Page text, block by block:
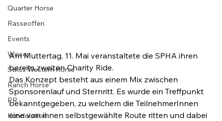
Quarter Horse
Rasseoffen
Events
Wissen
Swiss Western Horse
Ranch Horse
PR
Kondolation
Am Muttertag, 11. Mai veranstaltete die SPHA ihren
bereits zweiten Charity Ride.
Das Konzept besteht aus einem Mix zwischen
Sponsorenlauf und Sternritt. Es wurde ein Treffpunkt
bekanntgegeben, zu welchem die TeilnehmerInnen
eine von ihnen selbstgewählte Route ritten und dabei